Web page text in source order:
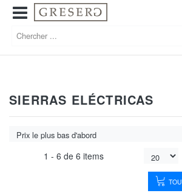
SIERRAS ELÉCTRICAS
1 -6de6 items